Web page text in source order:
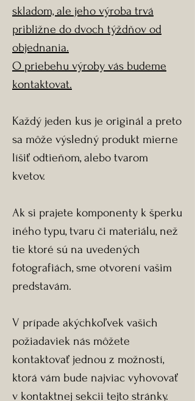
skladom, ale jeho výroba trvá
približne do dvoch týždňov od
objednania.
O priebehu výroby vás budeme
kontaktovat.
Každý jeden kus je originál a preto
sa môže výsledný produkt mierne
líšiť odtieňom, alebo tvarom
kvetov.
Ak si prajete komponenty k šperku
iného typu, tvaru či materiálu, než
tie ktoré sú na uvedených
fotografiách, sme otvorení vašim
predstavám.
V prípade akýchkoľvek vašich
požiadaviek nás môžete
kontaktovať jednou z možností,
ktorá vám bude najviac vyhovovať
v kontaktnej sekcii tejto stránky.